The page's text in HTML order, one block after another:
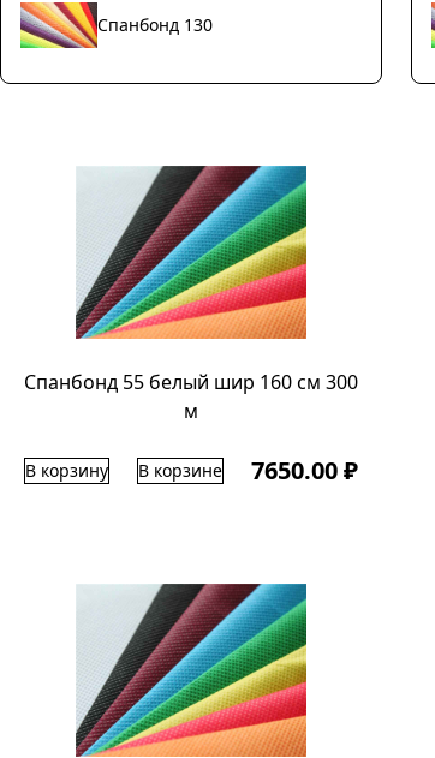
Спанбонд 130
Спанбонд 55 белый шир 160 см 300
м
В корзину В корзине 7650.00 ₽